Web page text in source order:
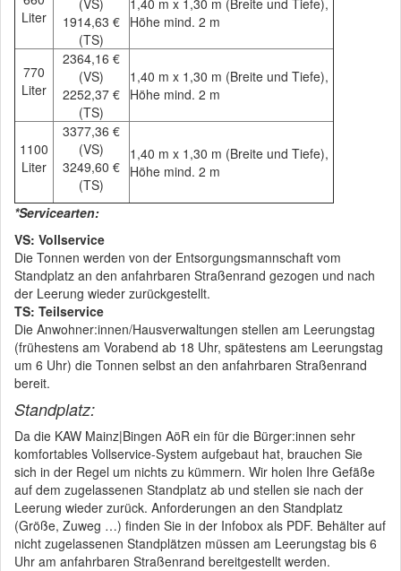
Liter
(VS)
1914,63 €
(TS)
1,40 m x 1,30 m (Breite und Tiefe),
Höhe mind. 2 m
770
Liter
2364,16 €
(VS)
2252,37 €
(TS)
1,40 m x 1,30 m (Breite und Tiefe),
Höhe mind. 2 m
1100
Liter
3377,36 €
(VS)
3249,60 €
(TS)
1,40 m x 1,30 m (Breite und Tiefe),
Höhe mind. 2 m
*Servicearten:
VS: Vollservice
Die Tonnen werden von der Entsorgungsmannschaft vom
Standplatz an den anfahrbaren Straßenrand gezogen und nach
der Leerung wieder zurückgestellt.
TS: Teilservice
Die Anwohner:innen/Hausverwaltungen stellen am Leerungstag
(frühestens am Vorabend ab 18 Uhr, spätestens am Leerungstag
um 6 Uhr) die Tonnen selbst an den anfahrbaren Straßenrand
bereit.
Standplatz:
Da die KAW Mainz|Bingen AöR ein für die Bürger:innen sehr
komfortables Vollservice-System aufgebaut hat, brauchen Sie
sich in der Regel um nichts zu kümmern. Wir holen Ihre Gefäße
auf dem zugelassenen Standplatz ab und stellen sie nach der
Leerung wieder zurück. Anforderungen an den Standplatz
(Größe, Zuweg …) finden Sie in der Infobox als PDF. Behälter auf
nicht zugelassenen Standplätzen müssen am Leerungstag bis 6
Uhr am anfahrbaren Straßenrand bereitgestellt werden.